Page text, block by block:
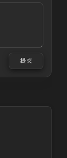
提交